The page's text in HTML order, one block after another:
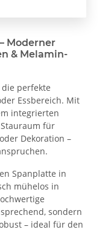
Moderner
& Melamin-
perfekte
Essbereich. Mit
integrierten
für
Dekoration –
Spanplatte in
mühelos in
sondern
– ideal für den